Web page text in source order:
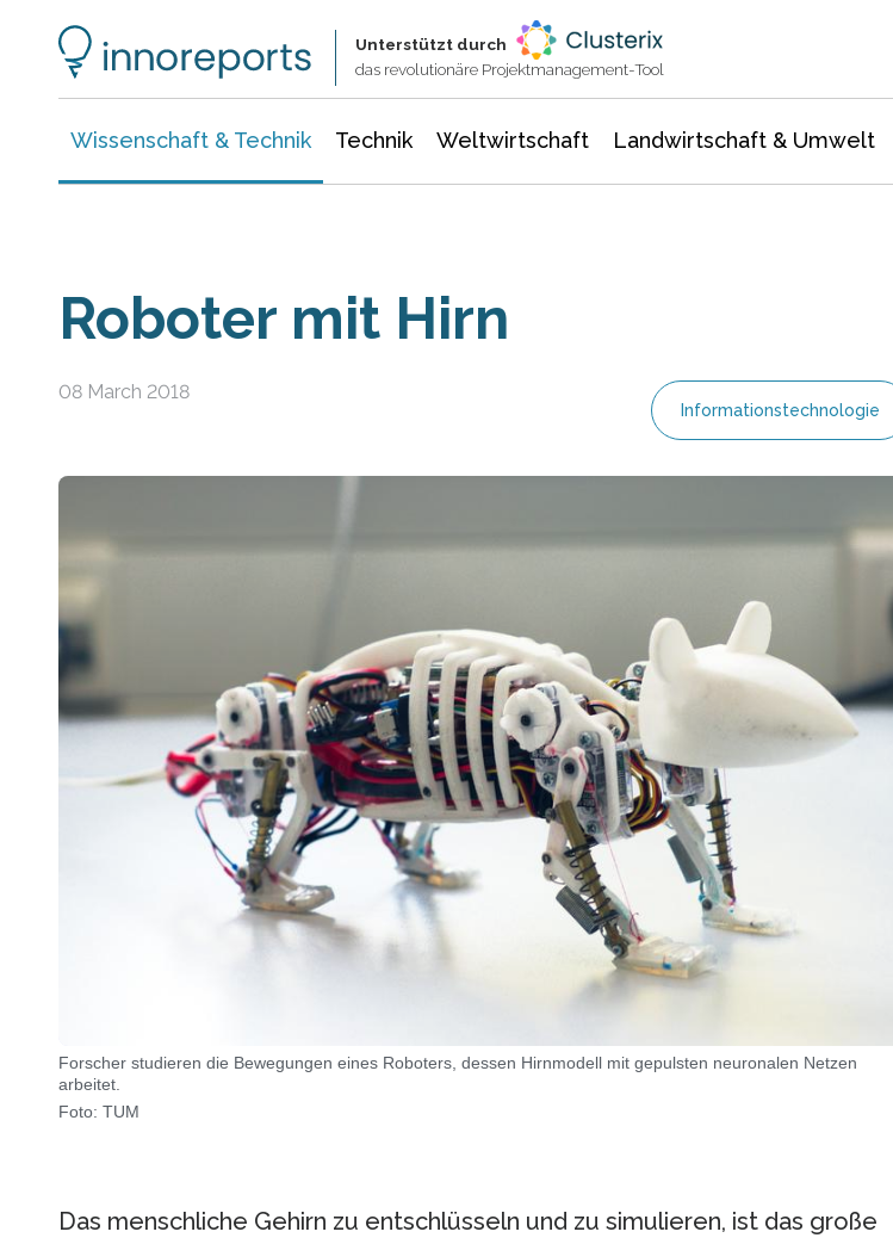
Unterstützt durch
das revolutionäre Projektmanagement-Tool
Wissenschaft & Technik Technik Weltwirtschaft Landwirtschaft & Umwelt
Roboter mit Hirn
08 March 2018
Informationstechnologie
Forscher studieren die Bewegungen eines Roboters, dessen Hirnmodell mit gepulsten neuronalen Netzen
arbeitet.
Foto: TUM
Das menschliche Gehirn zu entschlüsseln und zu simulieren, ist das große